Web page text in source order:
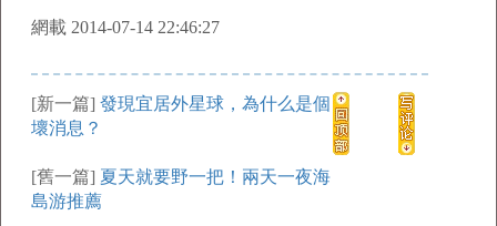
網載 2014-07-14 22:46:27
[新一篇] 發現宜居外星球，為什么是個
壞消息？
[舊一篇] 夏天就要野一把！兩天一夜海
島游推薦